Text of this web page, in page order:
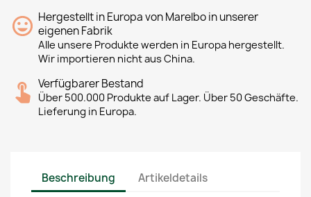
Hergestellt in Europa von Marelbo in unserer
eigenen Fabrik
Alle unsere Produkte werden in Europa hergestellt.
Wir importieren nicht aus China.
Verfügbarer Bestand
Über 500.000 Produkte auf Lager. Über 50 Geschäfte.
Lieferung in Europa.
Beschreibung Artikeldetails